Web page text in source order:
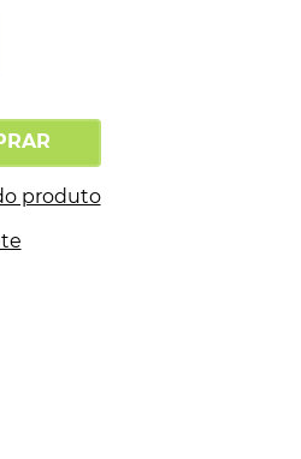
produto